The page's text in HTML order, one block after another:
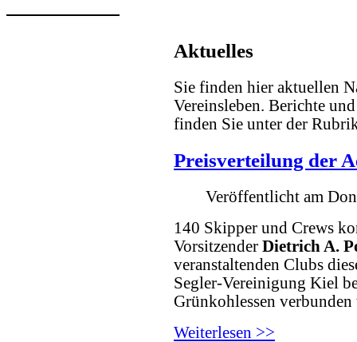
Aktuelles
Sie finden hier aktuellen
Vereinsleben. Berichte
finden Sie unter der
Preisverteilung der
Veröffentlicht am
140 Skipper und Crews
Vorsitzender Dietrich A.
veranstaltenden Clubs
Segler-Vereinigung Kiel
Grünkohlessen verbunden
Weiterlesen >>